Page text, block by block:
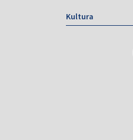
Kultura